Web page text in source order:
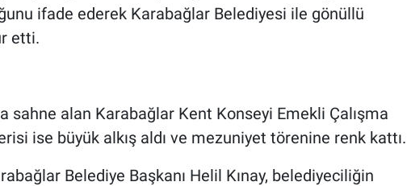
ifade ederek Karabağlar Belediyesi ile gönüllü
etti.
sahne alan Karabağlar Kent Konseyi Emekli Çalışma
ise büyük alkış aldı ve mezuniyet törenine renk kattı.
Belediye Başkanı Helil Kınay, belediyeciliğin